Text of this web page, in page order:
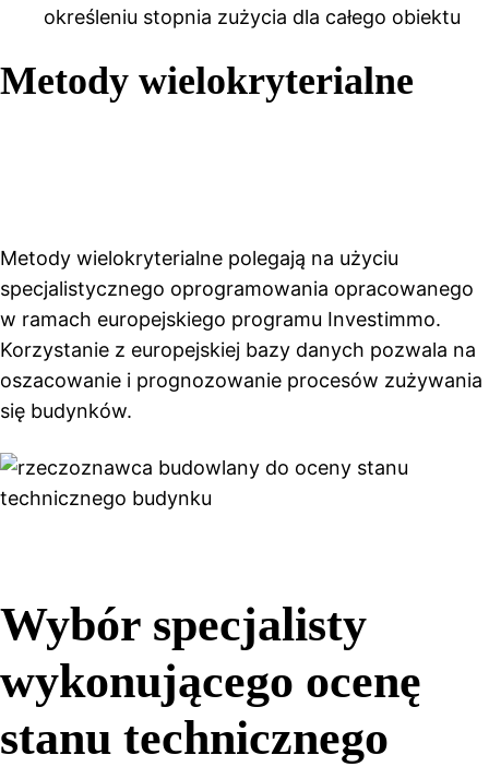
określeniu stopnia zużycia dla całego obiektu
Metody wielokryterialne
Metody wielokryterialne polegają na użyciu
specjalistycznego oprogramowania opracowanego
w ramach europejskiego programu Investimmo.
Korzystanie z europejskiej bazy danych pozwala na
oszacowanie i prognozowanie procesów zużywania
się budynków.
Wybór specjalisty
wykonującego ocenę
stanu technicznego